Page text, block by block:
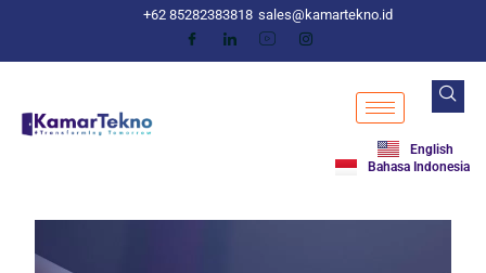
+62 85282383818 sales@kamartekno.id
English
Bahasa Indonesia